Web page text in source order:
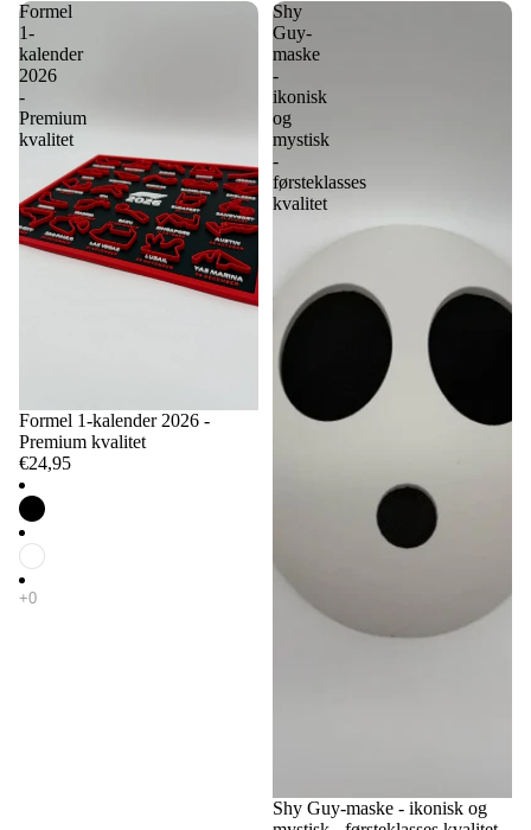
Formel
1-
kalender
2026
-
Premium
kvalitet
Formel 1-kalender 2026 -
Premium kvalitet
€24,95
Shy
Guy-
maske
-
ikonisk
og
mystisk
-
førsteklasses
kvalitet
Shy Guy-maske - ikonisk og